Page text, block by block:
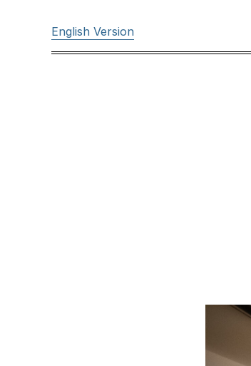
English Version